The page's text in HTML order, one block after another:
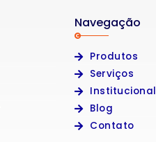
Navegação
Produtos
Serviços
Institucional
Blog
Contato